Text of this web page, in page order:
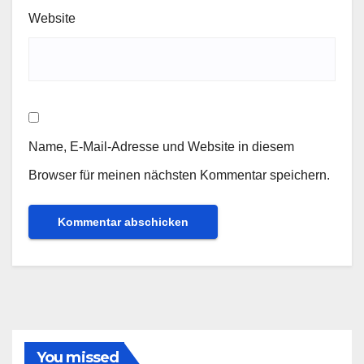
Website
Name, E-Mail-Adresse und Website in diesem
Browser für meinen nächsten Kommentar speichern.
You missed